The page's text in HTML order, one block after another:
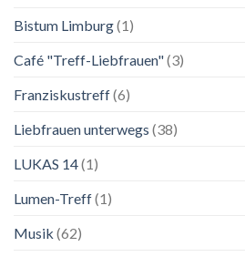
Bistum Limburg(1)
Café "Treff-Liebfrauen"(3)
Franziskustreff(6)
Liebfrauen unterwegs (38)
LUKAS 14(1)
Lumen-Treff(1)
Musik (62)